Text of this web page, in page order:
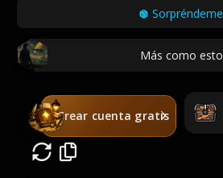
Sorpréndeme
Más como esto
Crear cuenta gratis